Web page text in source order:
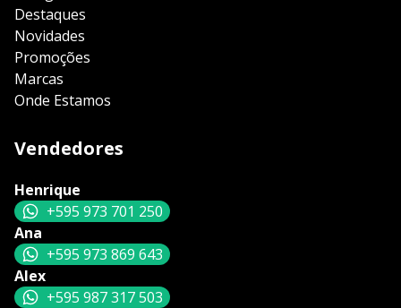
Destaques
Novidades
Promoções
Marcas
Onde Estamos
Vendedores
Henrique
+595 973 701 250
Ana
+595 973 869 643
Alex
+595 987 317 503